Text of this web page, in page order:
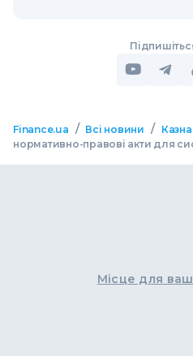
Finance.ua / Всі новини /
нормативно-правові акти для
Місце для